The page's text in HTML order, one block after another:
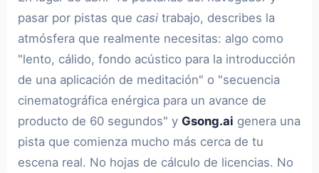
pasar por pistas que casi trabajo, describes la
atmósfera que realmente necesitas: algo como
"lento, cálido, fondo acústico para la introducción
de una aplicación de meditación" o "secuencia
cinematográfica enérgica para un avance de
producto de 60 segundos" y Gsong.ai genera una
pista que comienza mucho más cerca de tu
escena real. No hojas de cálculo de licencias. No